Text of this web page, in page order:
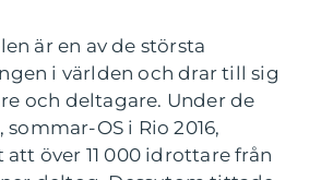
är en av de största
i världen och drar till sig
och deltagare. Under de
sommar-OS i Rio 2016,
över 11 000 idrottare från